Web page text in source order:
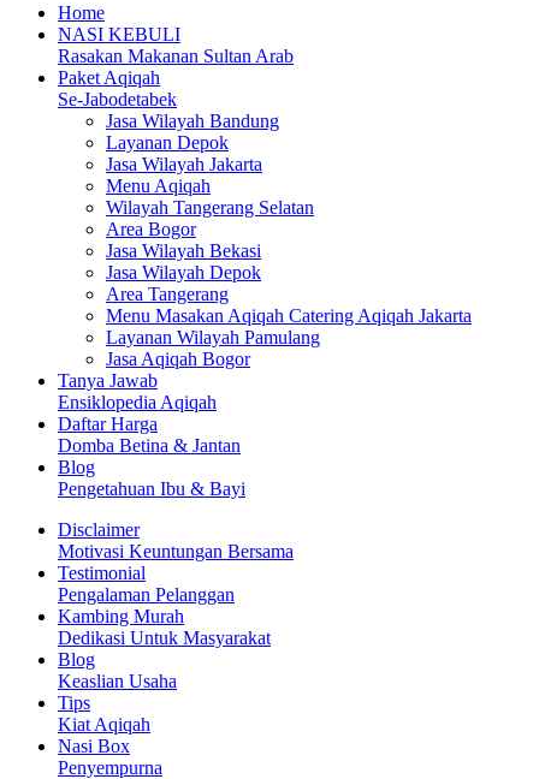
Home
NASI KEBULI
Rasakan Makanan Sultan Arab
Paket Aqiqah
Se-Jabodetabek
Jasa Wilayah Bandung
Layanan Depok
Jasa Wilayah Jakarta
Menu Aqiqah
Wilayah Tangerang Selatan
Area Bogor
Jasa Wilayah Bekasi
Jasa Wilayah Depok
Area Tangerang
Menu Masakan Aqiqah Catering Aqiqah Jakarta
Layanan Wilayah Pamulang
Jasa Aqiqah Bogor
Tanya Jawab
Ensiklopedia Aqiqah
Daftar Harga
Domba Betina & Jantan
Blog
Pengetahuan Ibu & Bayi
Disclaimer
Motivasi Keuntungan Bersama
Testimonial
Pengalaman Pelanggan
Kambing Murah
Dedikasi Untuk Masyarakat
Blog
Keaslian Usaha
Tips
Kiat Aqiqah
Nasi Box
Penyempurna